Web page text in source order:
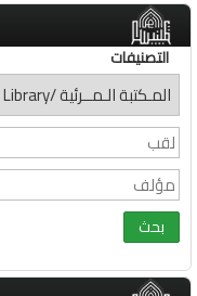
التصنيفات